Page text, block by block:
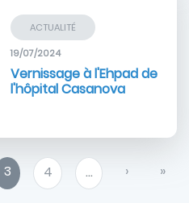
ACTUALITÉ
19/07/2024
Vernissage à l'Ehpad de
l'hôpital Casanova
Page
courante
3 Page
4 …
Page
› »